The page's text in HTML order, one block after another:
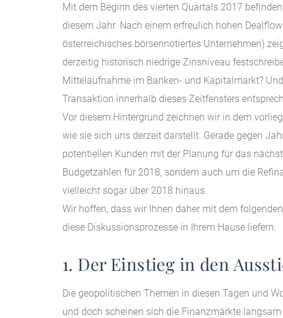
Mit dem Beginn des vierten Quartals 2017
diesem Jahr. Nach einem erfreulich hohen
österreichisches börsennotiertes Unternehmen)
derzeitig historisch niedrige Zinsniveau
Mittelaufnahme im Banken- und Kapitalmarkt?
Transaktion innerhalb dieses Zeitfensters
Vor diesem Hintergrund zeichnen wir in dem
wie sie sich uns derzeit darstellt. Gerade gegen
potentiellen Kunden mit der Planung für das
Budgetzahlen für 2018, sondern auch um die
vielleicht sogar über 2018 hinaus.
Wir hoffen, dass wir Ihnen daher mit dem
diese Diskussionsprozesse in Ihrem Hause liefern.
1. Der Einstieg in den
Die geopolitischen Themen in diesen Tagen und
und doch scheinen sich die Finanzmärkte